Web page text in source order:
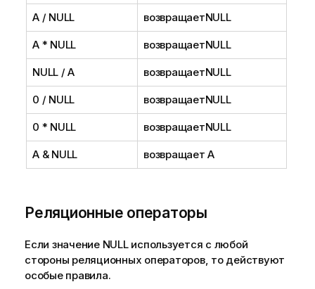
A / NULL возвращаетNULL
A * NULL возвращаетNULL
NULL / A возвращаетNULL
0 / NULL возвращаетNULL
0 * NULL возвращаетNULL
A & NULL возвращает A
Реляционные операторы
Если значение NULLиспользуется с любой
стороны реляционных операторов, то действуют
особые правила.